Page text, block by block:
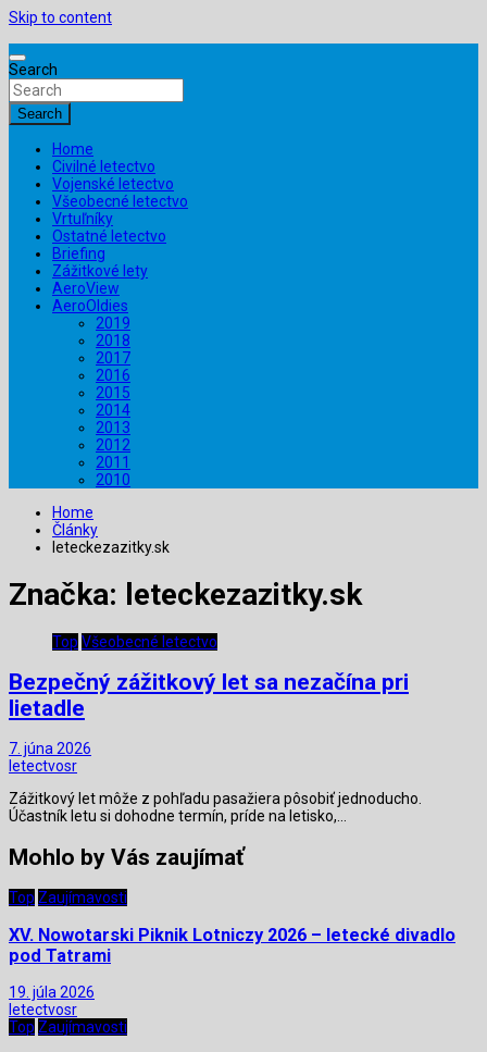
Skip to content
Search
Search
Home
Civilné letectvo
Vojenské letectvo
Všeobecné letectvo
Vrtuľníky
Ostatné letectvo
Briefing
Zážitkové lety
AeroView
AeroOldies
2019
2018
2017
2016
2015
2014
2013
2012
2011
2010
Home
Články
leteckezazitky.sk
Značka: leteckezazitky.sk
Top Všeobecné letectvo
Bezpečný zážitkový let sa nezačína pri
lietadle
7. júna 2026
letectvosr
Zážitkový let môže z pohľadu pasažiera pôsobiť jednoducho.
Účastník letu si dohodne termín, príde na letisko,…
Mohlo by Vás zaujímať
Top Zaujímavosti
XV. Nowotarski Piknik Lotniczy 2026 – letecké divadlo
pod Tatrami
19. júla 2026
letectvosr
Top Zaujímavosti